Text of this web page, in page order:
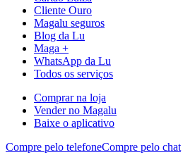
Cliente Ouro
Magalu seguros
Blog da Lu
Maga +
WhatsApp da Lu
Todos os serviços
Comprar na loja
Vender no Magalu
Baixe o aplicativo
Compre pelo telefoneCompre pelo chat